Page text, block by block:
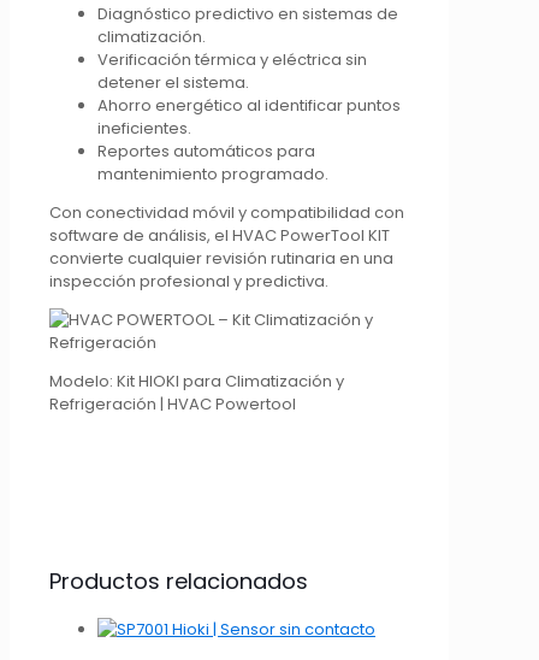
Diagnóstico predictivo en sistemas de
climatización.
Verificación térmica y eléctrica sin
detener el sistema.
Ahorro energético al identificar puntos
ineficientes.
Reportes automáticos para
mantenimiento programado.
Con conectividad móvil y compatibilidad con
software de análisis, el HVAC PowerTool KIT
convierte cualquier revisión rutinaria en una
inspección profesional y predictiva.
Modelo: Kit HIOKI para Climatización y
Refrigeración | HVAC Powertool
Productos relacionados